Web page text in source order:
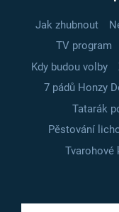
Jak zhubnout
TV program
Kdy budou volby
7 pádů Honzy
Tatarák
Pěstování
Tvarohové